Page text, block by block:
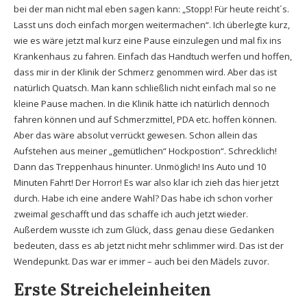
bei der man nicht mal eben sagen kann: „Stopp! Für heute reicht´s.
Lasst uns doch einfach morgen weitermachen“. Ich überlegte kurz,
wie es wäre jetzt mal kurz eine Pause einzulegen und mal fix ins
Krankenhaus zu fahren. Einfach das Handtuch werfen und hoffen,
dass mir in der Klinik der Schmerz genommen wird. Aber das ist
natürlich Quatsch. Man kann schließlich nicht einfach mal so ne
kleine Pause machen. In die Klinik hätte ich natürlich dennoch
fahren können und auf Schmerzmittel, PDA etc. hoffen können.
Aber das wäre absolut verrückt gewesen. Schon allein das
Aufstehen aus meiner „gemütlichen“ Hockpostion“. Schrecklich!
Dann das Treppenhaus hinunter. Unmöglich! Ins Auto und 10
Minuten Fahrt! Der Horror! Es war also klar ich zieh das hier jetzt
durch. Habe ich eine andere Wahl? Das habe ich schon vorher
zweimal geschafft und das schaffe ich auch jetzt wieder.
Außerdem wusste ich zum Glück, dass genau diese Gedanken
bedeuten, dass es ab jetzt nicht mehr schlimmer wird. Das ist der
Wendepunkt. Das war er immer – auch bei den Mädels zuvor.
Erste Streicheleinheiten